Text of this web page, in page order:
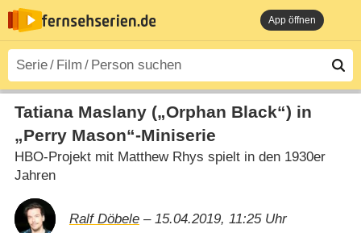
App öffnen
Tatiana Maslany („Orphan Black“) in
„Perry Mason“-Miniserie
HBO-Projekt mit Matthew Rhys spielt in den 1930er
Jahren
Ralf Döbele– 15.04.2019, 11:25 Uhr